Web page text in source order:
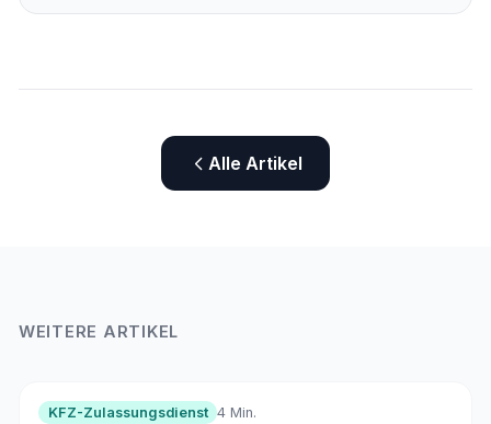
Alle Artikel
WEITERE ARTIKEL
KFZ-Zulassungsdienst 4 Min.